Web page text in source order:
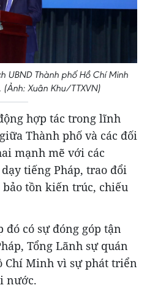
UBND Thành phố Hồ Chí Minh
Xuân Khu/TTXVN)
hợp tác trong lĩnh
Thành phố và các đối
mạnh mẽ với các
tiếng Pháp, trao đổi
tồn kiến trúc, chiếu
đó có sự đóng góp tận
Tổng Lãnh sự quán
Chí Minh vì sự phát triển
nước.